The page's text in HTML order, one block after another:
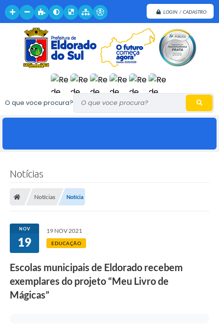
LOGIN / CADASTRO
O que voce procura?
Notícias
Notícias Notícia
NOV
19
19 NOV 2021
EDUCAÇÃO
Escolas municipais de Eldorado recebem
exemplares do projeto “Meu Livro de
Mágicas”